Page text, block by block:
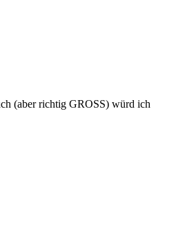
(aber richtig GROSS) würd ich